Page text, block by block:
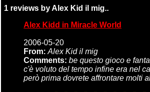
1 reviews by Alex Kid il mig..
Alex Kidd in Miracle World
2006-05-20
From: Alex Kid il mig
Comments: be questo gioco e
c'è voluto del tempo infine era nel
però prima dovrete affrontare molti